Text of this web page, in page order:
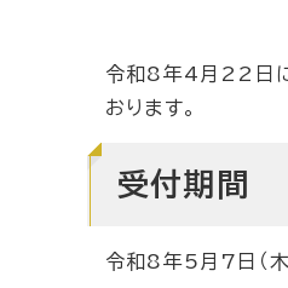
令和8年4月22日に
おります。
受付期間
令和8年5月7日（